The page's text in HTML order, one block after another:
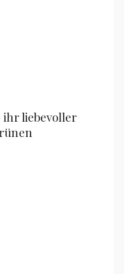
liebevoller